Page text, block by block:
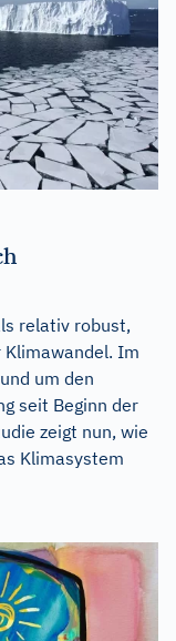
relativ robust,
Klimawandel. Im
um den
seit Beginn der
zeigt nun, wie
Klimasystem